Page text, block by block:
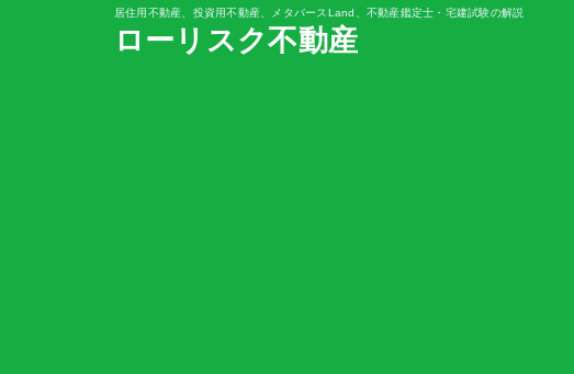
居住用不動産、投資用不動産、メタバースLand、不動産鑑定士・宅建試験の解説
ローリスク不動産